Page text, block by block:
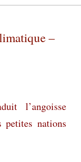
–
l’angoisse
petites nations